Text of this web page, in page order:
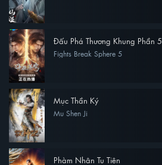
Đấu Phá Thương Khung Phần 5
Fights Break Sphere 5
Mục Thần Ký
Mu Shen Ji
Phàm Nhân Tu Tiên